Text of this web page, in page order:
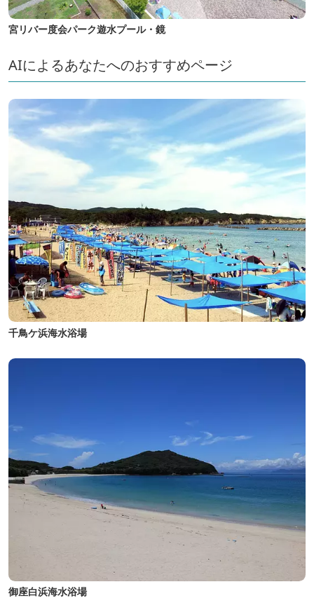
宮リバー度会パーク遊水プール・鏡
AIによるあなたへのおすすめページ
千鳥ケ浜海水浴場
御座白浜海水浴場